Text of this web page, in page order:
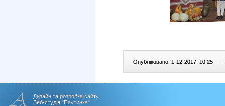
Опубліковано: 1-12-2017, 10:25 |
Дизайн та розробка сайту
Веб-студія "Паутинка"